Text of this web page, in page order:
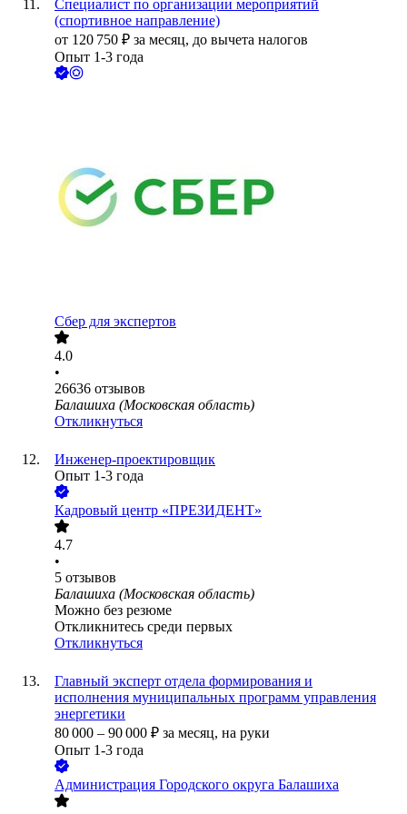
Специалист по организации мероприятий
(спортивное направление)
от 120 750 ₽ за месяц, до вычета налогов
Опыт 1-3 года
Сбер для экспертов
4.0
•
26636 отзывов
Балашиха (Московская область)
Откликнуться
Инженер-проектировщик
Опыт 1-3 года
Кадровый центр «ПРЕЗИДЕНТ»
4.7
•
5 отзывов
Балашиха (Московская область)
Можно без резюме
Откликнитесь среди первых
Откликнуться
Главный эксперт отдела формирования и
исполнения муниципальных программ управления
энергетики
80 000 – 90 000 ₽ за месяц, на руки
Опыт 1-3 года
Администрация Городского округа Балашиха